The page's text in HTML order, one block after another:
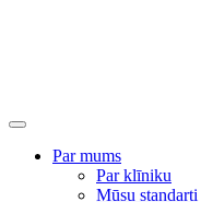
Par mums
Par klīniku
Mūsu standarti